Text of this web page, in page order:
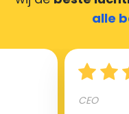
Hoeveel kost een
alle
CEO